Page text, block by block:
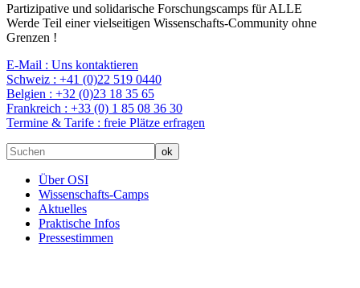
Partizipative und solidarische Forschungscamps für ALLE
Werde Teil einer vielseitigen Wissenschafts-Community ohne
Grenzen !
E-Mail : Uns kontaktieren
Schweiz : +41 (0)22 519 0440
Belgien : +32 (0)23 18 35 65
Frankreich : +33 (0) 1 85 08 36 30
Termine & Tarife : freie Plätze erfragen
Über OSI
Wissenschafts-Camps
Aktuelles
Praktische Infos
Pressestimmen